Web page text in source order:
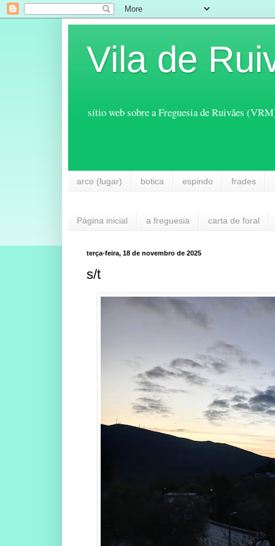
Vila de
sítio web sobre a Freguesia de Ruivães
arco (lugar) botica espindo frades
Página inicial a freguesia carta de foral
terça-feira, 18 de novembro de 2025
s/t